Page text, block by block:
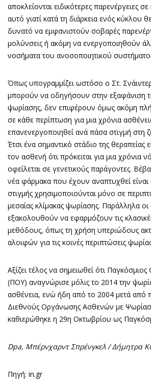
αποκλείονται ειδικότερες παρενέργειες
αυτό γιατί κατά τη διάρκεια ενός κύκλου
δυνατό να εμφανιστούν σοβαρές
μολύνσεις ή ακόμη να ενεργοποιηθούν
νοσήματα του ανοσοποιητικού
Όπως υπογραμμίζει ωστόσο ο Στ.
μπορούν να οδηγήσουν στην εξαφάνιση
ψωρίασης, δεν επιφέρουν όμως ακόμη
σε κάθε περίπτωση για μια χρόνια
επανενεργοποιηθεί ανά πάσα στιγμή στη
Έτσι ένα σημαντικό στάδιο της θεραπείας
τον ασθενή ότι πρόκειται για μια χρόνια
οφείλεται σε γενετικούς παράγοντες.
νέα φάρμακα που έχουν αναπτυχθεί είναι
στιγμής χρησιμοποιούνται μόνο σε
μεσαίας κλίμακας ψωρίασης. Παράλληλα
εξακολουθούν να εφαρμόζουν τις
μεθόδους, όπως τη χρήση υπεριώδους
αλοιφών για τις κοινές περιπτώσεις
Αξίζει τέλος να σημειωθεί ότι
(ΠΟΥ) αναγνώρισε μόλις το 2014 την
ασθένεια, ενώ ήδη από το 2004 μετά από
Διεθνούς Οργάνωσης Ασθενών με
καθιερώθηκε η 29η Οκτωβρίου ως
Dpa, Mπέρνχαρντ Σπρένγκελ / Δήμητρα
Πηγή: in.gr